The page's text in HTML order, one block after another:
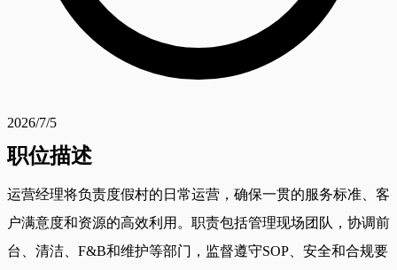
2026/7/5
职位描述
运营经理将负责度假村的日常运营，确保一贯的服务标准、客
户满意度和资源的高效利用。职责包括管理现场团队，协调前
台、清洁、F&B和维护等部门，监督遵守SOP、安全和合规要